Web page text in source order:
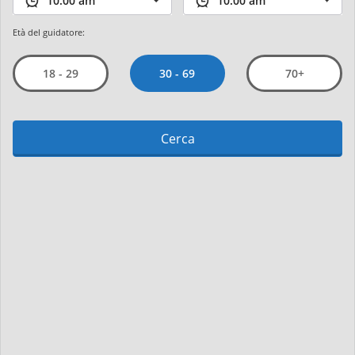
Età del guidatore:
18 - 29 30 - 69 70+
Cerca